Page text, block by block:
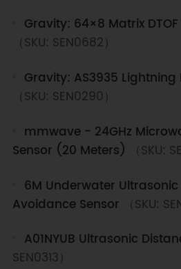
Gravity: 64×8 Matrix
（SKU: SEN0682）
Gravity: AS3935 Lightning
（SKU: SEN0290）
mmwave - 24GHz
Sensor (20 Meters)
（SKU:
6M Underwater
Avoidance Sensor
（SKU:
A01NYUB Ultrasonic
SEN0313）